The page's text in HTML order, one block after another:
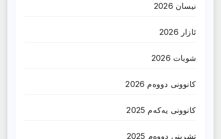
نیسان 2026
ئازار 2026
شوبات 2026
کانوونی دووەم 2026
کانوونی یەکەم 2025
تشرینی دووەم 2025